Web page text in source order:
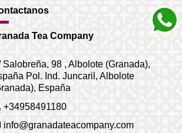
Tea Company
Salobreña, 98 , Albolote (Granada),
Pol. Ind. Juncaril, Albolote
España
+34958491180
info@granadateacompany.com